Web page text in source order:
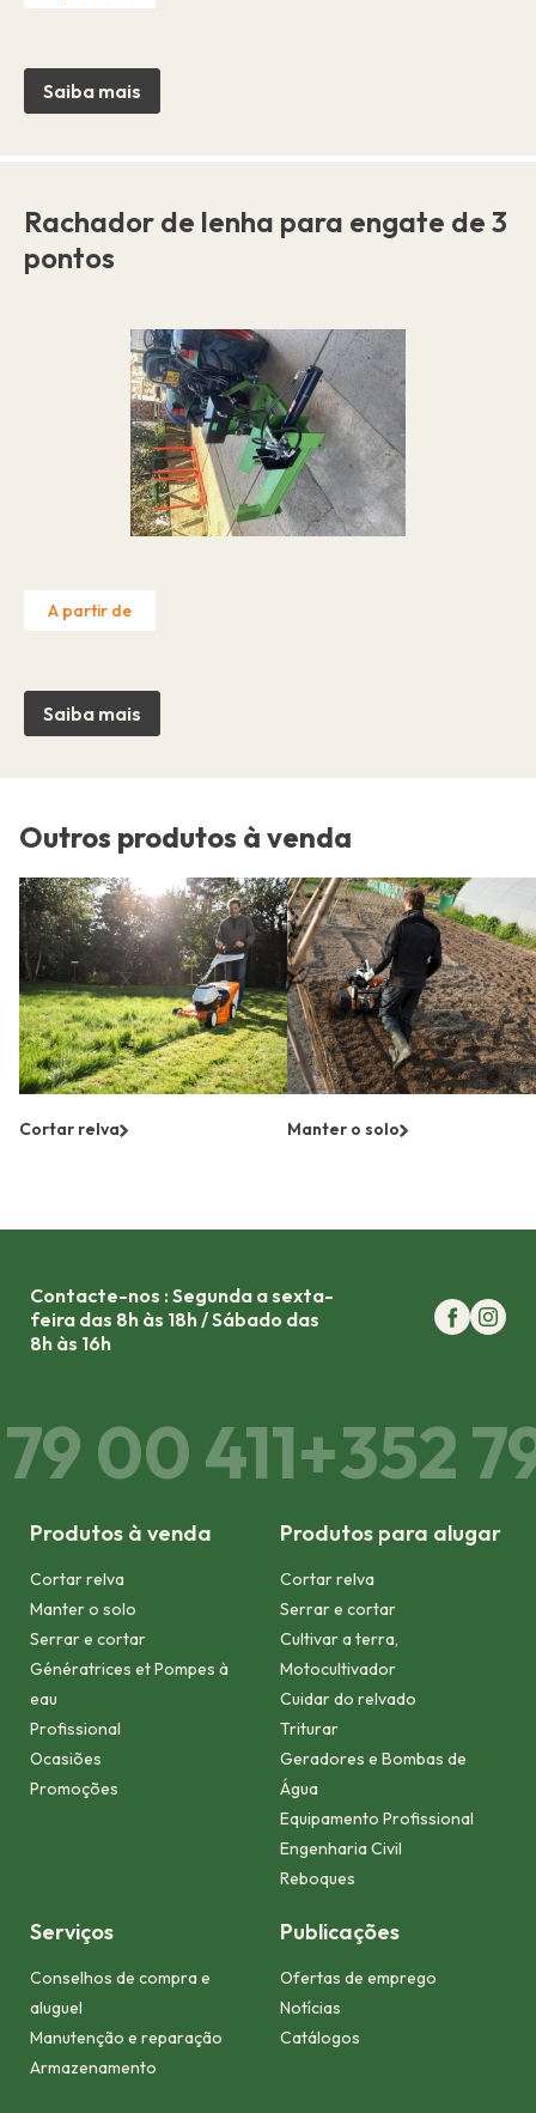
Saiba mais
Rachador de lenha para engate de 3
pontos
A partir de
Saiba mais
Outros produtos à venda
Cortar relva Manter o solo
Contacte-nos : Segunda a sexta-
feira das 8h às 18h / Sábado das
8h às 16h
00 411+352
Produtos à venda
Cortar relva
Manter o solo
Serrar e cortar
Génératrices et Pompes à
eau
Profissional
Ocasiões
Promoções
Produtos para alugar
Cortar relva
Serrar e cortar
Cultivar a terra,
Motocultivador
Cuidar do relvado
Triturar
Geradores e Bombas de
Água
Equipamento Profissional
Engenharia Civil
Reboques
Serviços
Conselhos de compra e
aluguel
Manutenção e reparação
Armazenamento
Publicações
Ofertas de emprego
Notícias
Catálogos